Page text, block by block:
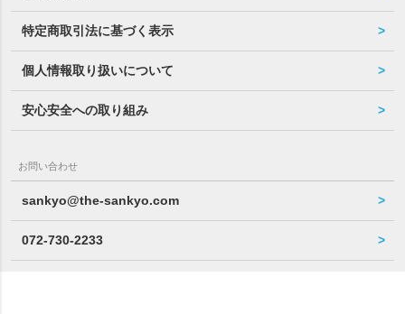
特定商取引法に基づく表示
個人情報取り扱いについて
安心安全への取り組み
お問い合わせ
sankyo@the-sankyo.com
072-730-2233